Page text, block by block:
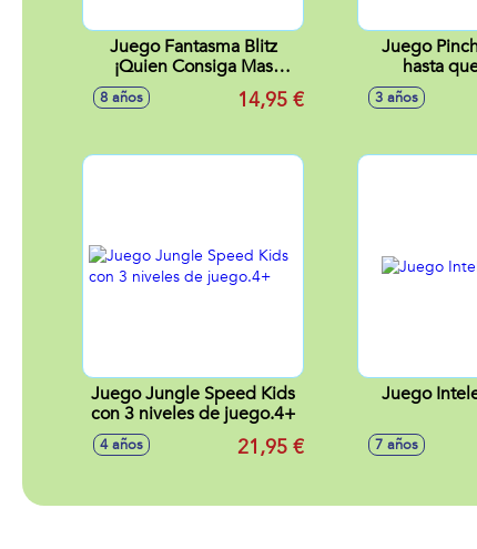
Juego Fantasma Blitz
¡Quien Consiga Mas
Cartas Gana!
8 años 14,95 €
Juego
hasta
3 años
Juego Jungle Speed Kids
con 3 niveles de juego.4+
4 años 21,95 €
Juego
7 años